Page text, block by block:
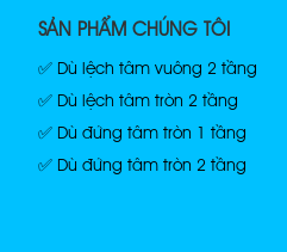
SẢN PHẨM CHÚNG TÔI
✅ Dù lệch tâm vuông 2 tầng
✅ Dù lệch tâm tròn 2 tầng
✅ Dù đứng tâm tròn 1 tầng
✅ Dù đứng tâm tròn 2 tầng